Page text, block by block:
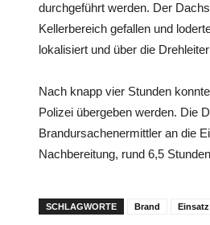
durchgeführt werden. Der
Kellerbereich gefallen und
lokalisiert und über die
Nach knapp vier Stunden
Polizei übergeben werden. Die
Brandursachenermittler an die
Nachbereitung, rund 6,5
SCHLAGWORTE Brand Einsatz